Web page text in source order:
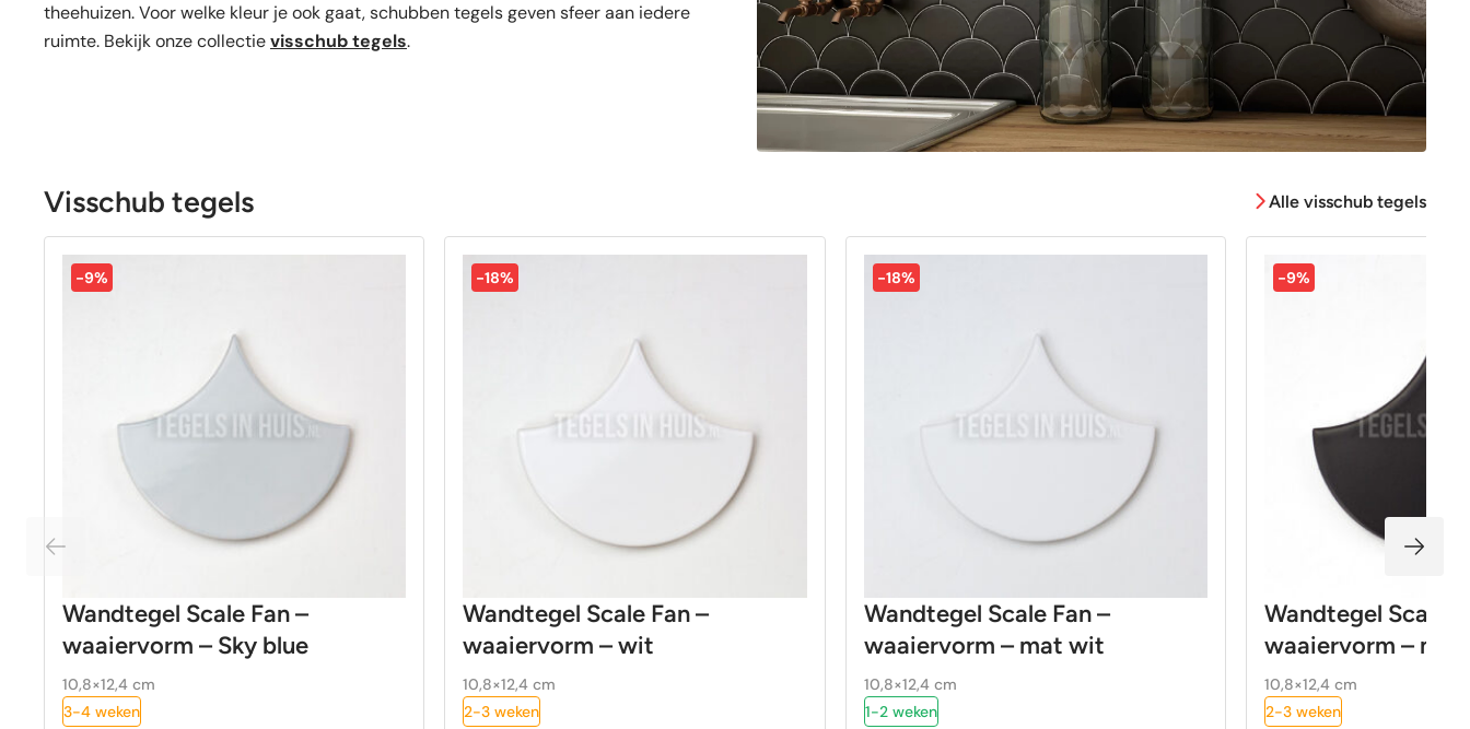
theehuizen. Voor welke kleur je ook gaat, schubben tegels geven sfeer aan iedere
ruimte. Bekijk onze collectievisschub tegels.
Visschub tegels Alle visschub tegels
-9%
Wandtegel Scale Fan –
waaiervorm – Sky blue
10,8×12,4 cm
3-4 weken
-18%
Wandtegel Scale Fan –
waaiervorm – wit
10,8×12,4 cm
2-3 weken
-18%
Wandtegel Scale Fan –
waaiervorm – mat wit
10,8×12,4 cm
1-2 weken
-9%
Wandtegel Scale
waaiervorm –
10,8×12,4 cm
2-3 weken